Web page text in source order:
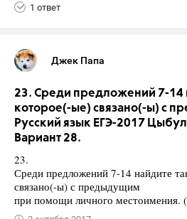
1 ответ
Джек Папа
23. Среди предложений 7-14
которое(-ые) связано(-ы) с
Русский язык ЕГЭ-2017
Вариант 28.
23.
Среди предложений 7-14 найдите
связано(-ы) с предыдущим
при помощи личного местоимения. (